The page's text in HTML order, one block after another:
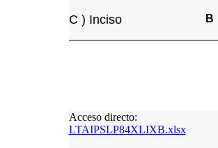
C ) Inciso B
Acceso directo:
LTAIPSLP84XLIXB.xlsx